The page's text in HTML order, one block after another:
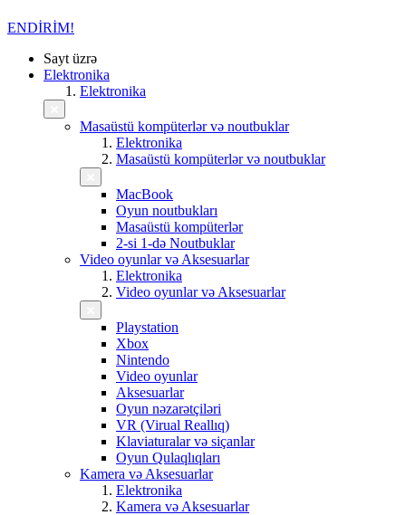
ENDİRİM!
Sayt üzrə
Elektronika
Elektronika
Masaüstü kompüterlər və noutbuklar
Elektronika
Masaüstü kompüterlər və noutbuklar
MacBook
Oyun noutbukları
Masaüstü kompüterlər
2-si 1-də Noutbuklar
Video oyunlar və Aksesuarlar
Elektronika
Video oyunlar və Aksesuarlar
Playstation
Xbox
Nintendo
Video oyunlar
Aksesuarlar
Oyun nəzarətçiləri
VR (Virual Reallıq)
Klaviaturalar və siçanlar
Oyun Qulaqlıqları
Kamera və Aksesuarlar
Elektronika
Kamera və Aksesuarlar